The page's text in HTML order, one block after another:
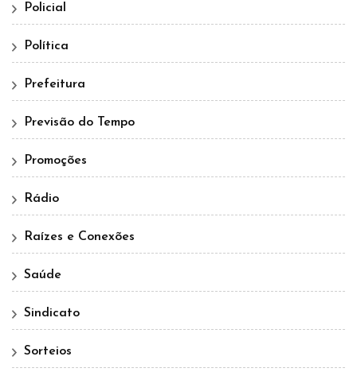
Policial
Política
Prefeitura
Previsão do Tempo
Promoções
Rádio
Raízes e Conexões
Saúde
Sindicato
Sorteios